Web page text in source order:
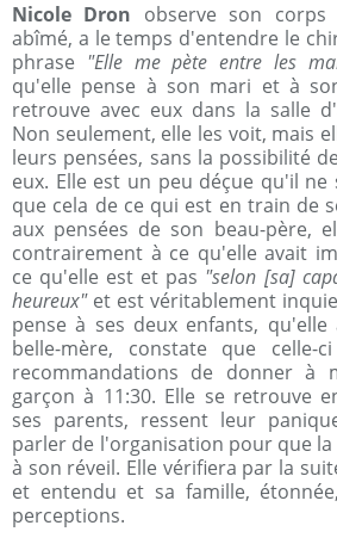
Nicole Dron observe son
abîmé, a le temps d'entendre le
phrase "Elle me pète entre les
qu'elle pense à son mari et à
retrouve avec eux dans la salle
Non seulement, elle les voit, mais
leurs pensées, sans la possibilité
eux. Elle est un peu déçue qu'il
que cela de ce qui est en train de
aux pensées de son beau-père,
contrairement à ce qu'elle avait
ce qu'elle est et pas "selon [sa]
heureux"et est véritablement
pense à ses deux enfants,
belle-mère, constate que
recommandations de donner à
garçon à 11:30. Elle se retrouve
ses parents, ressent leur
parler de l'organisation pour que
à son réveil. Elle vérifiera par la
et entendu et sa famille,
perceptions.